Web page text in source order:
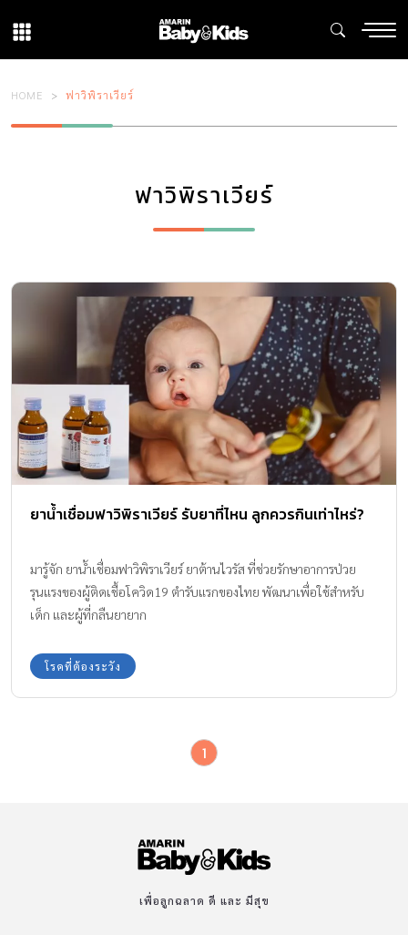
HOME ฟาวิพิราเวียร์
ฟาวิพิราเวียร์
ยาน้ำเชื่อมฟาวิพิราเวียร์ รับยาที่ไหน ลูกควรกินเท่าไหร่?
มารู้จัก ยาน้ำเชื่อมฟาวิพิราเวียร์ ยาต้านไวรัส ที่ช่วยรักษาอาการป่วย
รุนแรงของผู้ติดเชื้อโควิด19 ตำรับแรกของไทย พัฒนาเพื่อใช้สำหรับ
เด็ก และผู้ที่กลืนยายาก
โรคที่ต้องระวัง
1
เพื่อลูกฉลาด ดี และ มีสุข